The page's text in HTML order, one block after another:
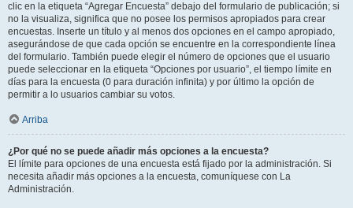
clic en la etiqueta “Agregar Encuesta” debajo del formulario de publicación; si
no la visualiza, significa que no posee los permisos apropiados para crear
encuestas. Inserte un título y al menos dos opciones en el campo apropiado,
asegurándose de que cada opción se encuentre en la correspondiente línea
del formulario. También puede elegir el número de opciones que el usuario
puede seleccionar en la etiqueta “Opciones por usuario”, el tiempo límite en
días para la encuesta (0 para duración infinita) y por último la opción de
permitir a lo usuarios cambiar su votos.
Arriba
¿Por qué no se puede añadir más opciones a la encuesta?
El límite para opciones de una encuesta está fijado por la administración. Si
necesita añadir más opciones a la encuesta, comuníquese con La
Administración.